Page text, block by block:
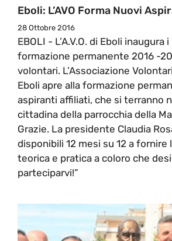
Eboli: L’AVO Forma Nuovi
28 Ottobre 2016
EBOLI - L’A.V.O. di Eboli inaugura
formazione permanente 2016 -
volontari. L’Associazione
Eboli apre alla formazione
aspiranti affiliati, che si terranno
cittadina della parrocchia della
Grazie. La presidente Claudia
disponibili 12 mesi su 12 a fornire
teorica e pratica a coloro che
parteciparvi!”